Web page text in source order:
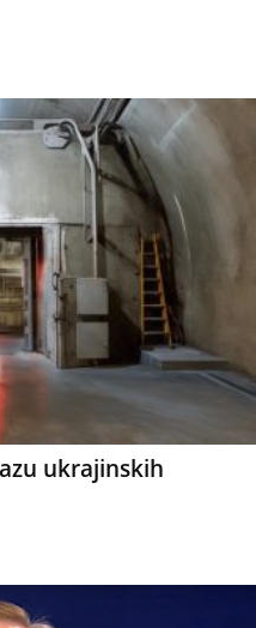
ukrajinskih